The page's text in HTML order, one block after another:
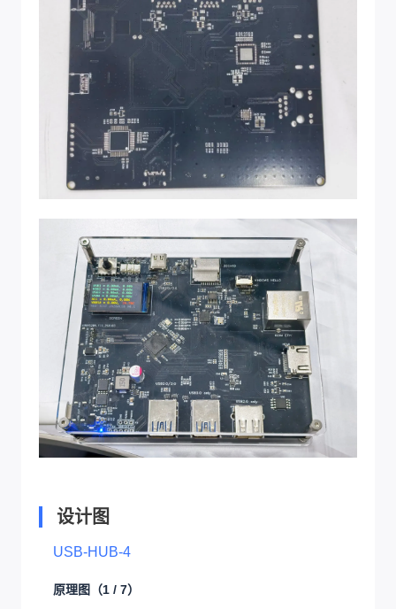
设计图
USB-HUB-4
原理图 （1 / 7）